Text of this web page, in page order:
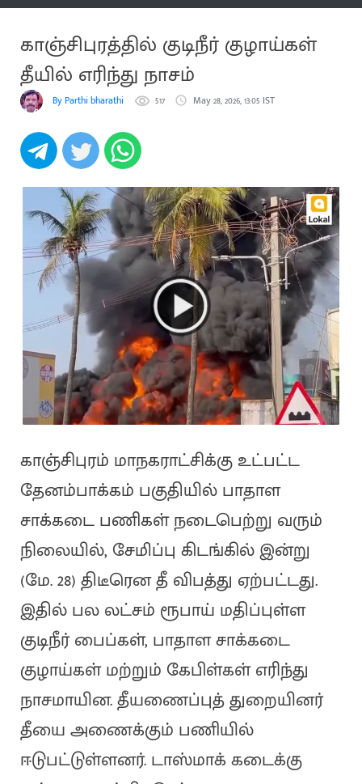
காஞ்சிபுரத்தில் குடிநீர் குழாய்கள்
தீயில் எரிந்து நாசம்
By Parthi bharathi 517 May 28, 2026, 13:05 IST
காஞ்சிபுரம் மாநகராட்சிக்கு உட்பட்ட
தேனம்பாக்கம் பகுதியில் பாதாள
சாக்கடை பணிகள் நடைபெற்று வரும்
நிலையில், சேமிப்பு கிடங்கில் இன்று
(மே. 28) திடீரென தீ விபத்து ஏற்பட்டது.
இதில் பல லட்சம் ரூபாய் மதிப்புள்ள
குடிநீர் பைப்கள், பாதாள சாக்கடை
குழாய்கள் மற்றும் கேபிள்கள் எரிந்து
நாசமாயின. தீயணைப்புத் துறையினர்
தீயை அணைக்கும் பணியில்
ஈடுபட்டுள்ளனர். டாஸ்மாக் கடைக்கு